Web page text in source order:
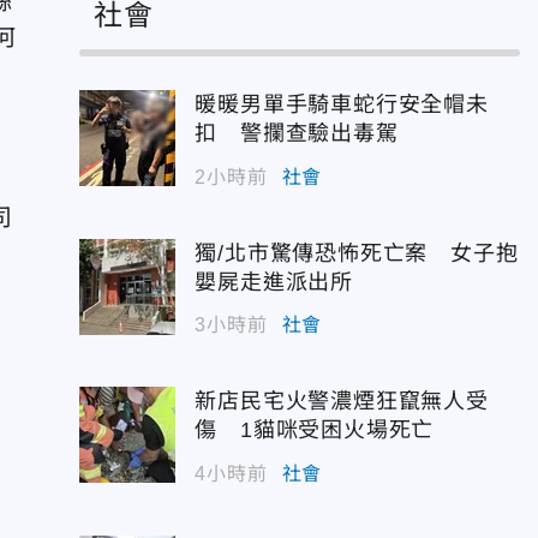
社會
暖暖男單手騎車蛇行安全帽未
扣 警攔查驗出毒駕
2小時前 社會
獨/北市驚傳恐怖死亡案 女子抱
嬰屍走進派出所
3小時前 社會
新店民宅火警濃煙狂竄無人受
傷 1貓咪受困火場死亡
4小時前 社會